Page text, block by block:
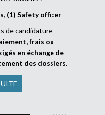
(1) Safety officer
de candidature
frais ou
en échange de
des dossiers.